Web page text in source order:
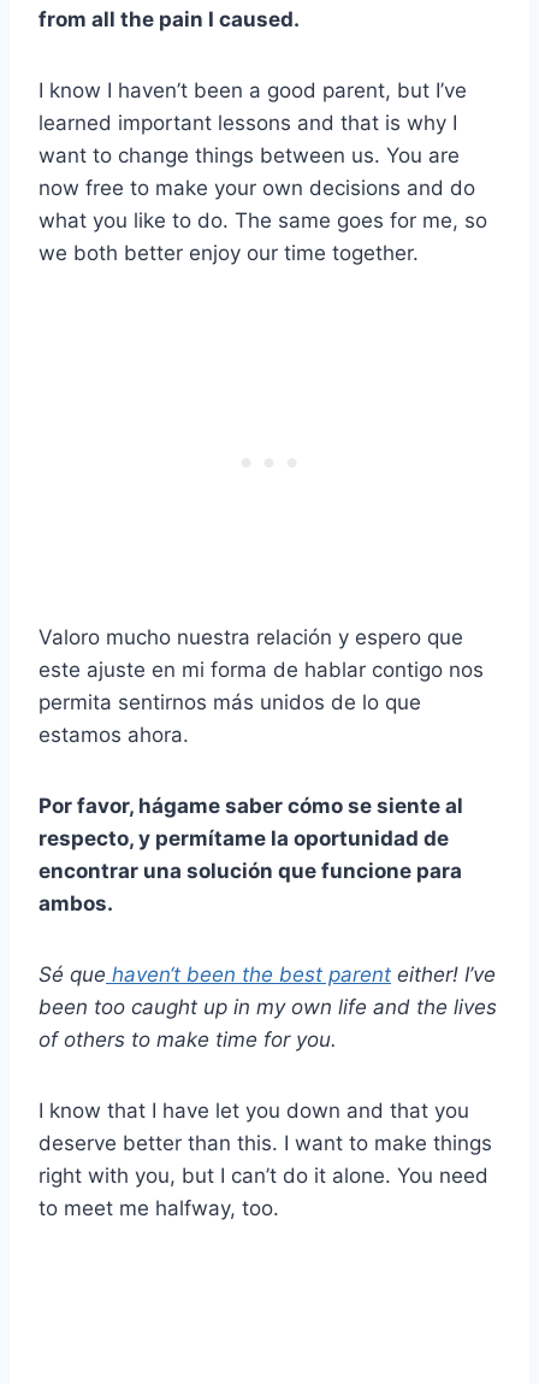
from all the pain I caused.
I know I haven’t been a good parent, but I’ve
learned important lessons and that is why I
want to change things between us. You are
now free to make your own decisions and do
what you like to do. The same goes for me, so
we both better enjoy our time together.
Valoro mucho nuestra relación y espero que
este ajuste en mi forma de hablar contigo nos
permita sentirnos más unidos de lo que
estamos ahora.
Por favor, hágame saber cómo se siente al
respecto, y permítame la oportunidad de
encontrar una solución que funcione para
ambos.
Sé que haven‘t been the best parent either! I’ve
been too caught up in my own life and the lives
of others to make time for you.
I know that I have let you down and that you
deserve better than this. I want to make things
right with you, but I can’t do it alone. You need
to meet me halfway, too.